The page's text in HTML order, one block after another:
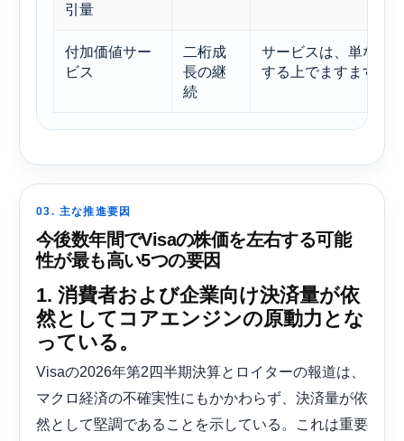
引量
付加価値サー
ビス
二桁成
長の継
続
サービスは、単なる
する上でますます重
03. 主な推進要因
今後数年間でVisaの株価を左右する可能
性が最も高い5つの要因
1. 消費者および企業向け決済量が依
然としてコアエンジンの原動力とな
っている。
Visaの2026年第2四半期決算とロイターの報道は、
マクロ経済の不確実性にもかかわらず、決済量が依
然として堅調であることを示している。これは重要